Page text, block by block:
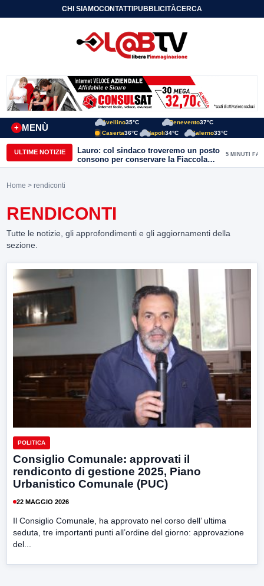
CHI SIAMOCONTATTIPUBBLICITÀCERCA
MENÙ
+
Avellino35°C Benevento37°C
Caserta36°C Napoli34°C Salerno33°C
ULTIME NOTIZIE
Lauro: col sindaco troveremo un posto
consono per conservare la Fiaccola
olimpica
5 MINUTI FA
Home > rendiconti
RENDICONTI
Tutte le notizie, gli approfondimenti e gli aggiornamenti della
sezione.
POLITICA
Consiglio Comunale: approvati il
rendiconto di gestione 2025, Piano
Urbanistico Comunale (PUC)
22 MAGGIO 2026
Il Consiglio Comunale, ha approvato nel corso dell’ ultima
seduta, tre importanti punti all’ordine del giorno: approvazione
del...